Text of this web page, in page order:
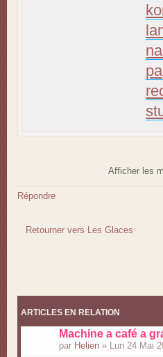
Afficher les
Répondre
Retourner vers Les Glaces
ARTICLES EN RELATION
Machine a café a
par Helien » Lun 24 Mai